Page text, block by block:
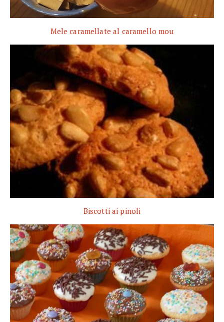
Mele caramellate al caramello mou
Biscotti ai pinoli